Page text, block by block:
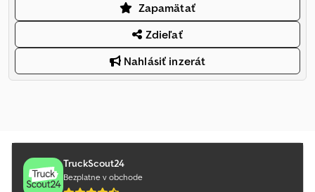
Zapamätať
Zdieľať
Nahlásiť inzerát
TruckScout24
Bezplatne v obchode